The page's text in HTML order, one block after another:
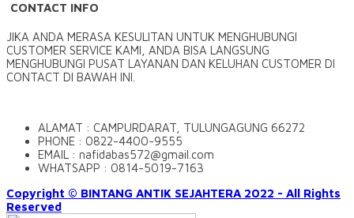
CONTACT INFO
JIKA ANDA MERASA KESULITAN UNTUK MENGHUBUNGI
CUSTOMER SERVICE KAMI, ANDA BISA LANGSUNG
MENGHUBUNGI PUSAT LAYANAN DAN KELUHAN CUSTOMER DI
CONTACT DI BAWAH INI.
ALAMAT : CAMPURDARAT, TULUNGAGUNG 66272
PHONE : 0822-4400-9555
EMAIL : nafidabas572@gmail.com
WHATSAPP : 0814-5019-7163
Copyright © BINTANG ANTIK SEJAHTERA 2022 - All Rights
Reserved